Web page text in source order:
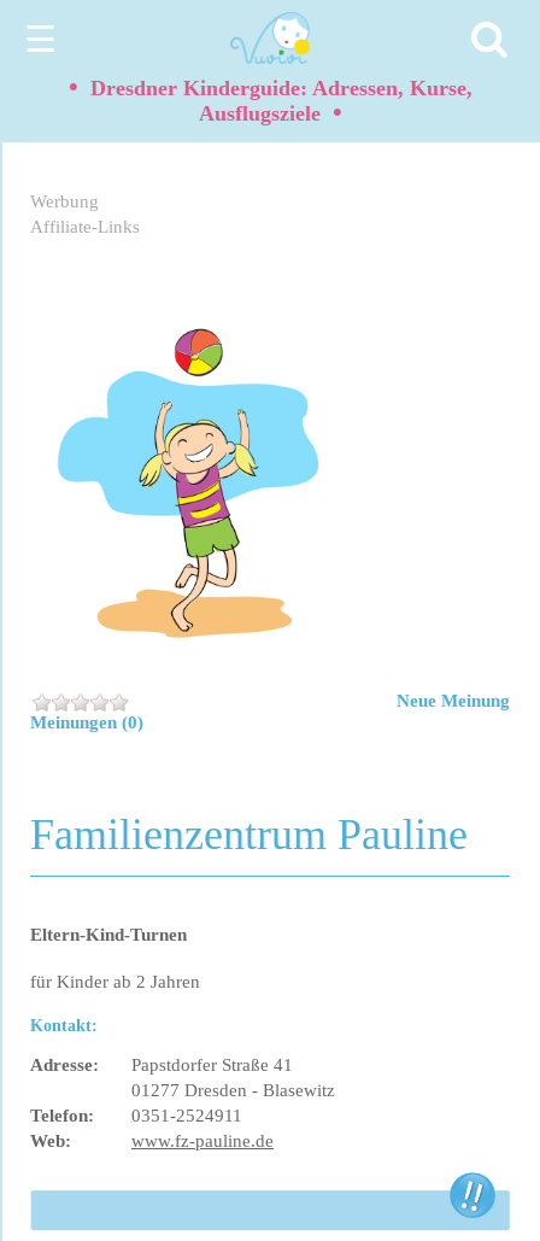
☰
• Dresdner Kinderguide: Adressen, Kurse,
Ausflugsziele •
Werbung
Affiliate-Links
Meinungen (0)
Neue Meinung
Familienzentrum Pauline
Eltern-Kind-Turnen
für Kinder ab 2 Jahren
Kontakt:
Adresse:
Papstdorfer Straße 41
01277 Dresden - Blasewitz
Telefon:
0351-2524911
Web:
www.fz-pauline.de